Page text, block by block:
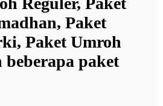
Paket
Paket Umroh
paket